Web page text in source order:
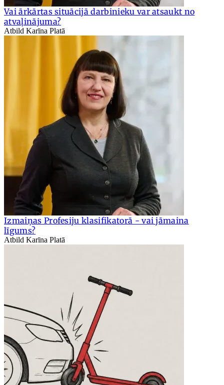
Vai ārkārtas situācijā darbinieku var atsaukt no
atvaļinājuma?
Atbild Karīna Platā
Izmaiņas Profesiju klasifikatorā - vai jāmaina
līgums?
Atbild Karīna Platā